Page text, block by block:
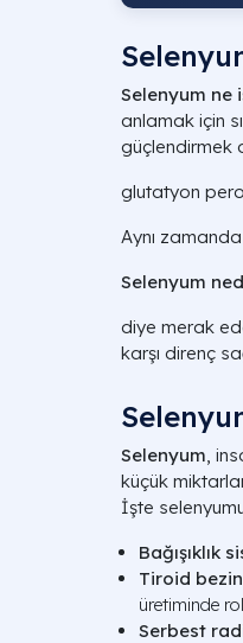
Selenyum ne
anlamak için
güçlendirmek
glutatyon
Aynı zamanda
Selenyum
diye merak
karşı direnç
Selenyum,
küçük
İşte
Bağışıklık
Tiroid
üretiminde
Serbest